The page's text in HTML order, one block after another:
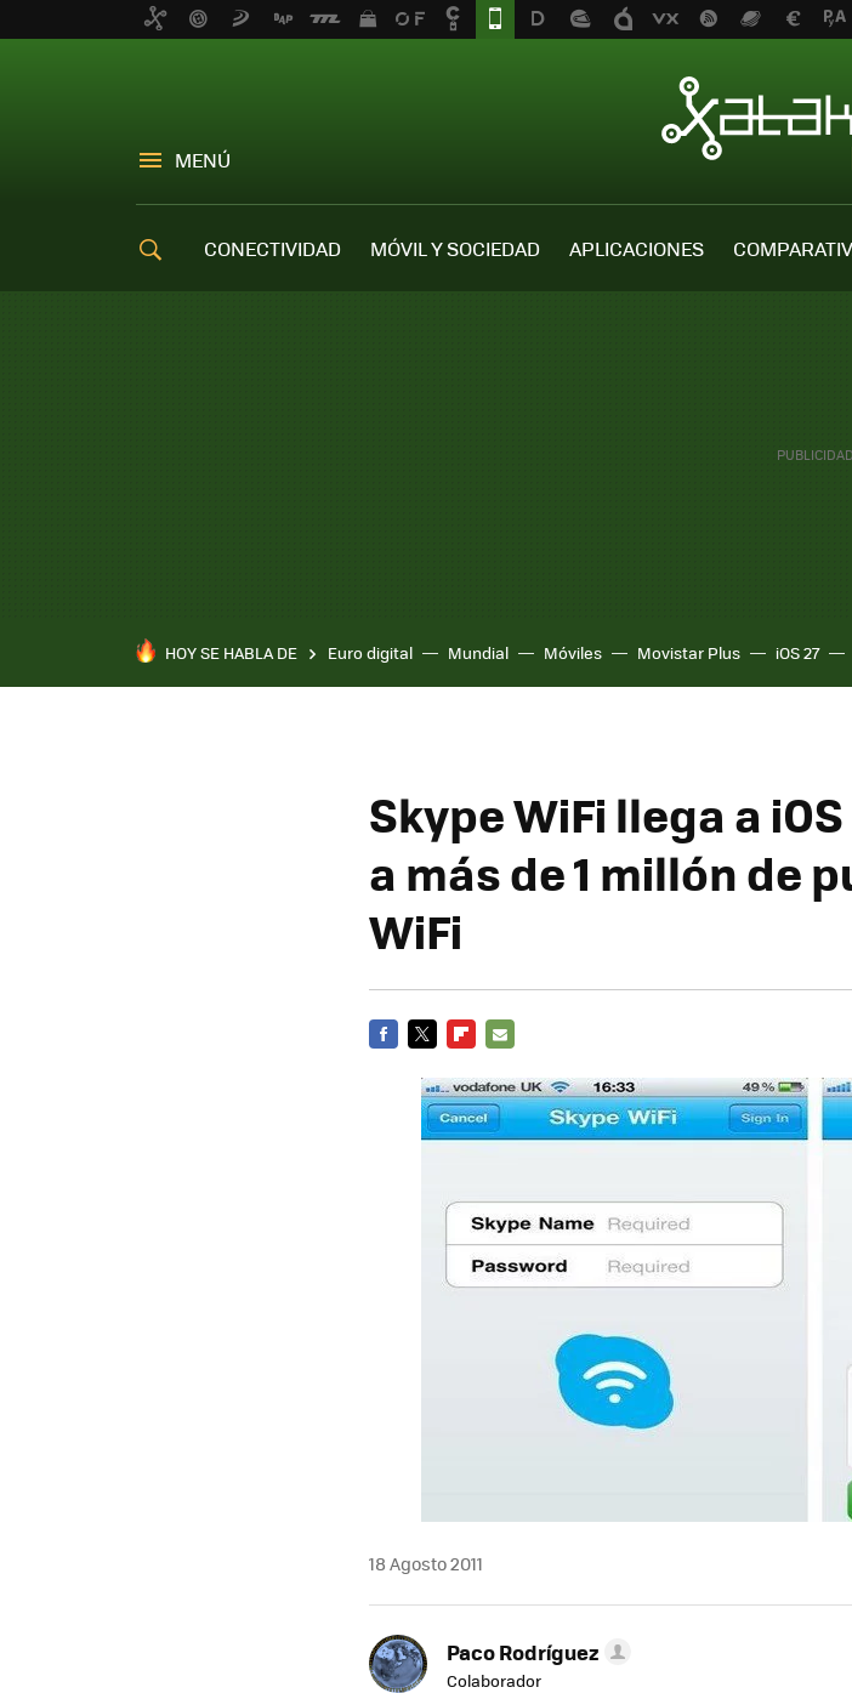
MENÚ
CONECTIVIDAD MÓVIL Y SOCIEDAD APLICACIONES
HOY SE HABLA DE Euro digital Mundial Móviles Movistar Plus iOS 27
Pixel 10a
Skype WiFi llega a
a más de 1 millón de
WiFi
MAIL
18 Agosto 2011
Paco Rodríguez
Colaborador